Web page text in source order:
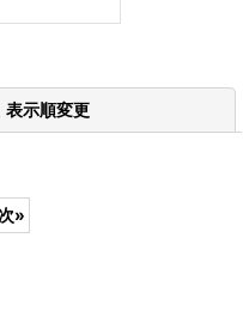
表示順変更
»